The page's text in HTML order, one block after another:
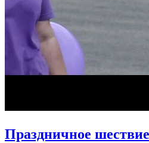
Праздничное